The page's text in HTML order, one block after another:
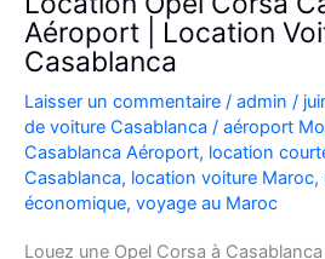
Aéroport | Location
Casablanca
Laisser un commentaire / admin /
de voiture Casablanca / aéroport
Casablanca Aéroport, location
Casablanca, location voiture Maroc,
économique, voyage au Maroc
Louez une Opel Corsa à